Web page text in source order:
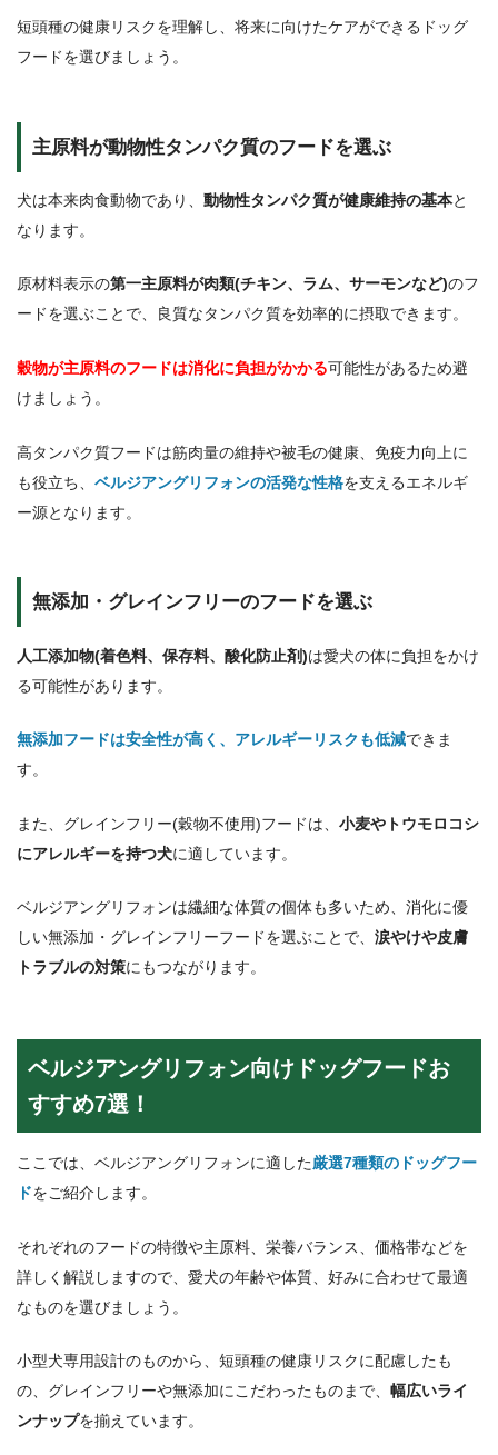
短頭種の健康リスクを理解し、将来に向けたケアができるドッグ
フードを選びましょう。
主原料が動物性タンパク質のフードを選ぶ
犬は本来肉食動物であり、 動物性タンパク質が健康維持の基本と
なります。
原材料表示の第一主原料が肉類(チキン、ラム、サーモンなど)のフ
ードを選ぶことで、良質なタンパク質を効率的に摂取できます。
穀物が主原料のフードは消化に負担がかかる可能性があるため避
けましょう。
高タンパク質フードは筋肉量の維持や被毛の健康、免疫力向上に
も役立ち、 ベルジアングリフォンの活発な性格を支えるエネルギ
ー源となります。
無添加・グレインフリーのフードを選ぶ
人工添加物(着色料、保存料、酸化防止剤)は愛犬の体に負担をかけ
る可能性があります。
無添加フードは安全性が高く、アレルギーリスクも低減できま
す。
また、グレインフリー(穀物不使用)フードは、 小麦やトウモロコシ
にアレルギーを持つ犬に適しています。
ベルジアングリフォンは繊細な体質の個体も多いため、消化に優
しい無添加・グレインフリーフードを選ぶことで、 涙やけや皮膚
トラブルの対策にもつながります。
ベルジアングリフォン向けドッグフードお
すすめ7選！
ここでは、ベルジアングリフォンに適した厳選7種類のドッグフー
ドをご紹介します。
それぞれのフードの特徴や主原料、栄養バランス、価格帯などを
詳しく解説しますので、愛犬の年齢や体質、好みに合わせて最適
なものを選びましょう。
小型犬専用設計のものから、短頭種の健康リスクに配慮したも
の、グレインフリーや無添加にこだわったものまで、 幅広いライ
ンナップを揃えています。